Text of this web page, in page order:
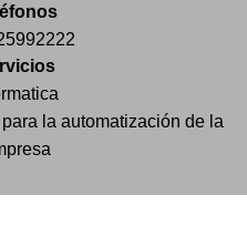
la automatización de la